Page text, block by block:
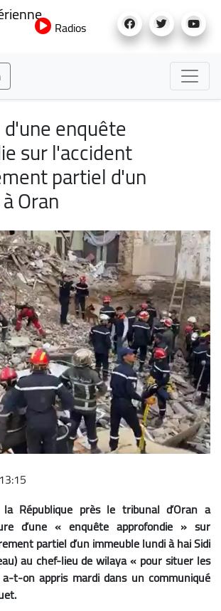
au
Radios
enquête
sur l'accident
partiel d'un
Oran
République près le tribunal d’Oran a
d’une « enquête approfondie » sur
partiel d’un immeuble lundi à hai Sidi
au chef-lieu de wilaya « pour situer les
t-on appris mardi dans un communiqué